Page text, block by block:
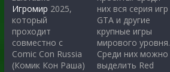
Игромир 2025,
который
проходит
совместно с
Comic Con Russia
(Комик Кон Раша)
них вся серия игр
GTA и другие
крупные игры
мирового уровня.
Среди них можно
выделить Red